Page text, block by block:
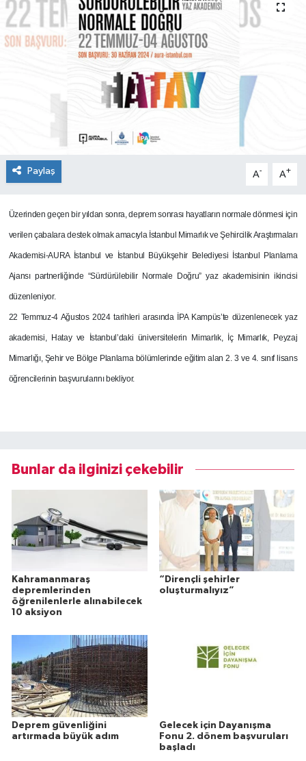
Paylaş A- A+
Üzerinden geçen bir yıldan sonra, deprem sonrası hayatların normale dönmesi için
verilen çabalara destek olmak amacıyla İstanbul Mimarlık ve Şehircilik Araştırmaları
Akademisi-AURA İstanbul ve İstanbul Büyükşehir Belediyesi İstanbul Planlama
Ajansı partnerliğinde “Sürdürülebilir Normale Doğru” yaz akademisinin ikincisi
düzenleniyor.
22 Temmuz-4 Ağustos 2024 tarihleri arasında İPA Kampüs’te düzenlenecek yaz
akademisi, Hatay ve İstanbul’daki üniversitelerin Mimarlık, İç Mimarlık, Peyzaj
Mimarlığı, Şehir ve Bölge Planlama bölümlerinde eğitim alan 2. 3 ve 4. sınıf lisans
öğrencilerinin başvurularını bekliyor.
Bunlar da ilginizi çekebilir
Kahramanmaraş
depremlerinden
öğrenilenlerle alınabilecek
10 aksiyon
“Dirençli şehirler
oluşturmalıyız”
Deprem güvenliğini
artırmada büyük adım
Gelecek için Dayanışma
Fonu 2. dönem başvuruları
başladı
SÖYLEŞİ